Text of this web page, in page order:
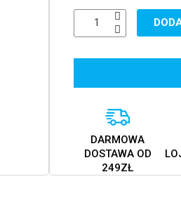
DARMOWA
DOSTAWA OD
249ZŁ